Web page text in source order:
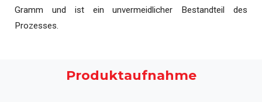
Gramm und ist ein unvermeidlicher Bestandteil des
Prozesses.
Produktaufnahme